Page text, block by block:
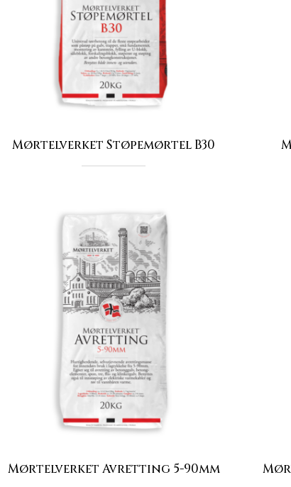
Mørtelverket Støpemørtel B30
Mørtelverket Avretting 5-90mm